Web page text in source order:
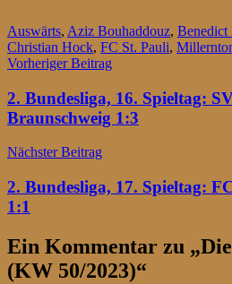
Auswärts, Aziz Bouhaddouz, Benedict
Christian Hock, FC St. Pauli,
Beitragsnavigation
Vorheriger Beitrag
2. Bundesliga, 16. Spieltag:
Braunschweig 1:3
Nächster Beitrag
2. Bundesliga, 17. Spieltag:
1:1
Ein Kommentar zu „
(KW 50/2023)“